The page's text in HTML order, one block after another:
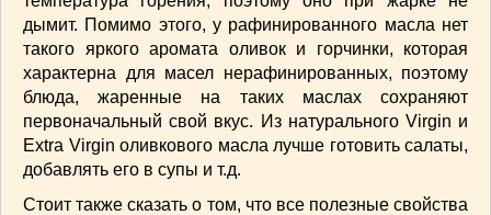
СЕМЬЯ (107)
ДОМ и ДАЧА(140)
ВАШИ РЕЦЕПТЫ
(3)
ДЕТСКОЕ МЕНЮ(1)
ЛАЙФХАК(23)
МОДА(102)
РЕМОНТ(28)
дымит. Помимо этого, у рафинированного масла нет
такого яркого аромата оливок и горчинки, которая
характерна для масел нерафинированных, поэтому
блюда, жаренные на таких маслах сохраняют
первоначальный свой вкус. Из натурального Virgin и
Extra Virgin оливкового масла лучше готовить салаты,
добавлять его в супы и т.д.
Стоит также сказать о том, что все полезные свойства